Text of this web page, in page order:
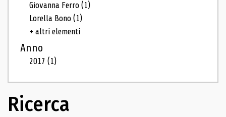
Giovanna Ferro(1)
Lorella Bono(1)
+ altri elementi
Anno
2017(1)
Ricerca